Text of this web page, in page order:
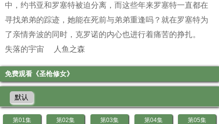
中，约书亚和罗塞特被迫分离，而这些年来罗塞特一直都在
寻找弟弟的踪迹，她能在死前与弟弟重逢吗？就在罗塞特为
了亲情奔波的同时，克罗诺的内心也进行着痛苦的挣扎。
失落的宇宙
人鱼之森
免费观看《圣枪修女》
默认
第01集 第02集 第03集 第04集 第05集